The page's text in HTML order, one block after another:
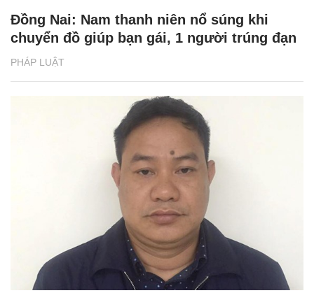
PHÁP LUẬT
Đồng Nai: Nam thanh niên nổ súng khi
chuyển đồ giúp bạn gái, 1 người trúng đạn